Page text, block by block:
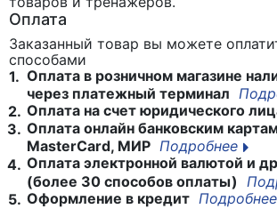
Оплата
Заказанный товар вы можете
способами
1. Оплата в розничном магазине
через платежный терминал
2. Оплата на счет юридического
3. Оплата онлайн банковским
MasterCard, МИР Подробнее
4. Оплата электронной валютой и
(более 30 способов оплаты)
5. Оформление в кредит Подробнее